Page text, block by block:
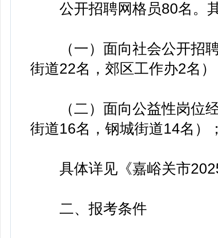
公开招聘网格员80名。
（一）面向社会公开招聘
街道22名，郊区工作办2名
（二）面向公益性岗位经
街道16名，钢城街道14名）
具体详见《嘉峪关市
二、报考条件